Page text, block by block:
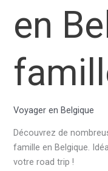
en
Voyager en Belgique
Découvrez de
famille en Belgique.
votre road trip !